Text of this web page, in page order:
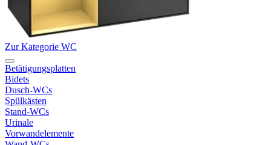
Zur Kategorie WC
Betätigungsplatten
Bidets
Dusch-WCs
Spülkästen
Stand-WCs
Urinale
Vorwandelemente